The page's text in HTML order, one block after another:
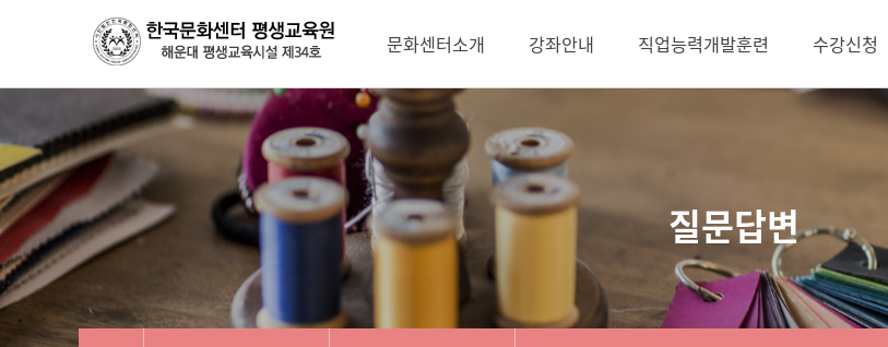
문화센터소개 강좌안내 직업능력개발훈련 수강신청
질문답변